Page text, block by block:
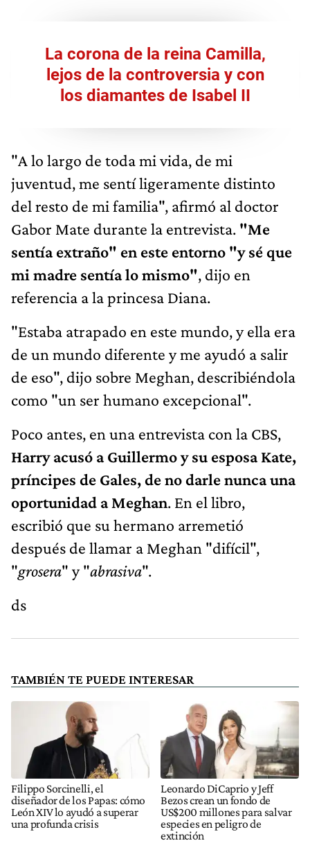
La corona de la reina Camilla,
lejos de la controversia y con
los diamantes de Isabel II
"A lo largo de toda mi vida, de mi
juventud, me sentí ligeramente distinto
del resto de mi familia", afirmó al doctor
Gabor Mate durante la entrevista. "Me
sentía extraño" en este entorno "y sé que
mi madre sentía lo mismo", dijo en
referencia a la princesa Diana.
"Estaba atrapado en este mundo, y ella era
de un mundo diferente y me ayudó a salir
de eso", dijo sobre Meghan, describiéndola
como "un ser humano excepcional".
Poco antes, en una entrevista con la CBS,
Harry acusó a Guillermo y su esposa Kate,
príncipes de Gales, de no darle nunca una
oportunidad a Meghan. En el libro,
escribió que su hermano arremetió
después de llamar a Meghan "difícil",
"grosera" y "abrasiva".
ds
TAMBIÉN TE PUEDE INTERESAR
Filippo Sorcinelli, el
diseñador de los Papas: cómo
León XIV lo ayudó a superar
una profunda crisis
Leonardo DiCaprio y Jeff
Bezos crean un fondo de
US$200 millones para salvar
especies en peligro de
extinción